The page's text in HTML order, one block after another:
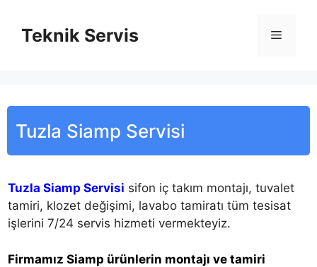
Teknik Servis Menü
Tuzla Siamp Servisi
Tuzla Siamp Servisi sifon iç takım montajı, tuvalet
tamiri, klozet değişimi, lavabo tamiratı tüm tesisat
işlerini 7/24 servis hizmeti vermekteyiz.
Firmamız Siamp ürünlerin montajı ve tamiri